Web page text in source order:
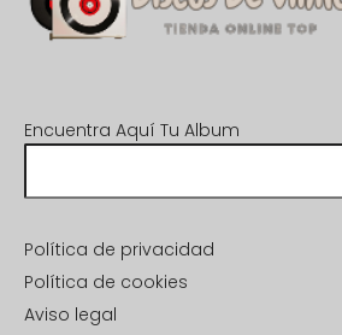
Encuentra Aquí Tu Album
Política de privacidad
Política de cookies
Aviso legal